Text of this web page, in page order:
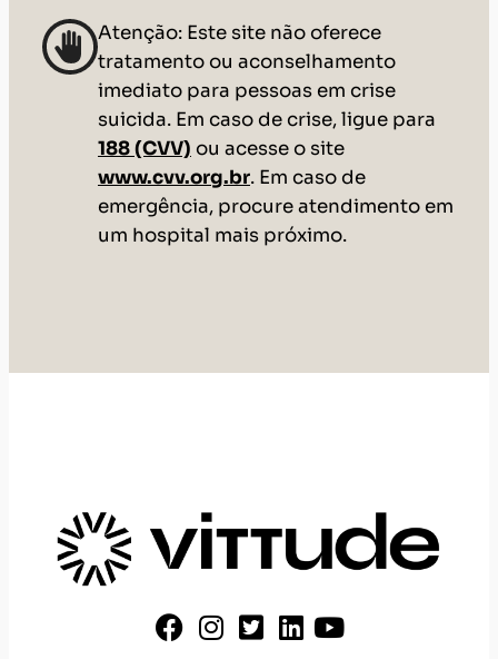
Atenção: Este site não oferece
tratamento ou aconselhamento
imediato para pessoas em crise
suicida. Em caso de crise, ligue para
188 (CVV) ou acesse o site
www.cvv.org.br. Em caso de
emergência, procure atendimento em
um hospital mais próximo.